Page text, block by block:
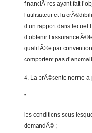
financiÃ¨res ayant fait
l’utilisateur et la
d’un rapport dans lequel
d’obtenir l’assurance
qualifiÃ©e par
comportent pas
4. La prÃ©sente norme
*
les conditions sous
demandÃ© ;